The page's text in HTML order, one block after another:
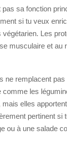
pas sa fonction
si tu veux
Les
musculaire et au
ne remplacent
comme les
mais elles
pertinent si
ou à une salade